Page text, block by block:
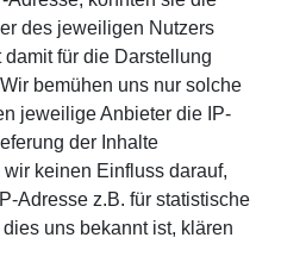
des jeweiligen Nutzers
für die Darstellung
bemühen uns nur solche
jeweilige Anbieter die IP-
der Inhalte
keinen Einfluss darauf,
Adresse z.B. für statistische
uns bekannt ist, klären